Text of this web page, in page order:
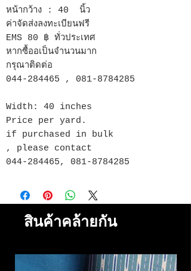
หน้ากว้าง : 40 นิ้ว
ค่าจัดส่งลงทะเบียนฟรี
EMS 80 ฿ ทั่วประเทศ
หากซื้ออเป็นจำนวนมาก
กรุณาติดต่อ
044-284465 , 081-8784285
Width: 40 inches
Price per yard.
if purchased in bulk
, please contact
044-284465, 081-8784285
สินค้าคล้ายกัน